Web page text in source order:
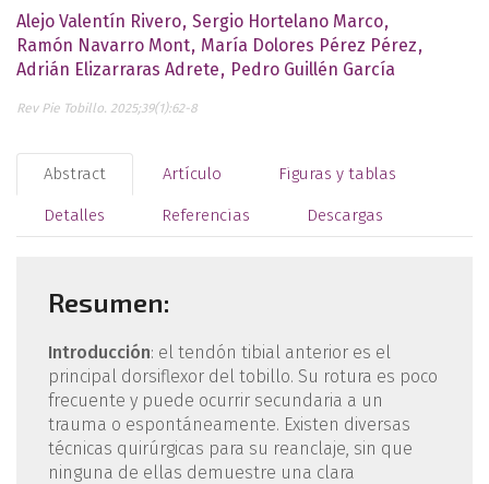
Alejo Valentín Rivero Sergio Hortelano Marco
Ramón Navarro Mont María Dolores Pérez Pérez
Adrián Elizarraras Adrete
Pedro Guillén García
Rev Pie Tobillo. 2025;39(1):62-8
Abstract Artículo Figuras y tablas
Detalles Referencias Descargas
Resumen:
Introducción: el tendón tibial anterior es el
principal dorsiflexor del tobillo. Su rotura es poco
frecuente y puede ocurrir secundaria a un
trauma o espontáneamente. Existen diversas
técnicas quirúrgicas para su reanclaje, sin que
ninguna de ellas demuestre una clara